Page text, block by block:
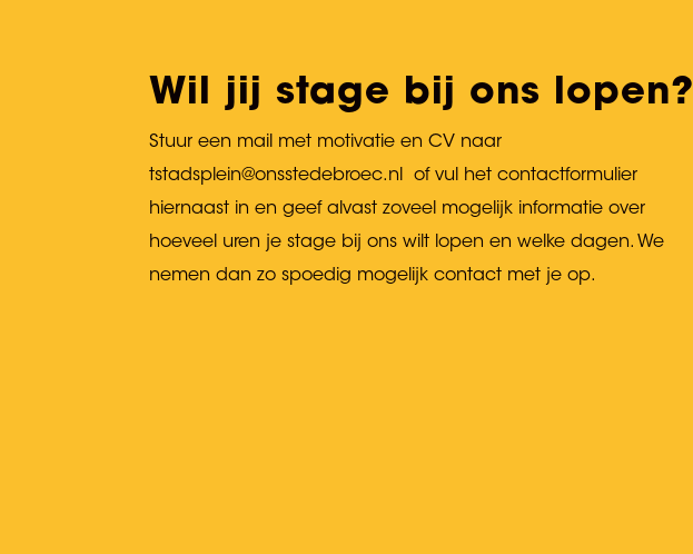
Wil jij stage bij ons lopen?
Stuur een mail met motivatie en CV naar
tstadsplein@onsstedebroec.nl of vul het contactformulier
hiernaast in en geef alvast zoveel mogelijk informatie over
hoeveel uren je stage bij ons wilt lopen en welke dagen. We
nemen dan zo spoedig mogelijk contact met je op.